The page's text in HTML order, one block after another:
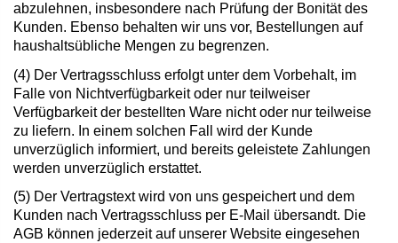
abzulehnen, insbesondere nach Prüfung der Bonität des
Kunden. Ebenso behalten wir uns vor, Bestellungen auf
haushaltsübliche Mengen zu begrenzen.
(4) Der Vertragsschluss erfolgt unter dem Vorbehalt, im
Falle von Nichtverfügbarkeit oder nur teilweiser
Verfügbarkeit der bestellten Ware nicht oder nur teilweise
zu liefern. In einem solchen Fall wird der Kunde
unverzüglich informiert, und bereits geleistete Zahlungen
werden unverzüglich erstattet.
(5) Der Vertragstext wird von uns gespeichert und dem
Kunden nach Vertragsschluss per E-Mail übersandt. Die
AGB können jederzeit auf unserer Website eingesehen